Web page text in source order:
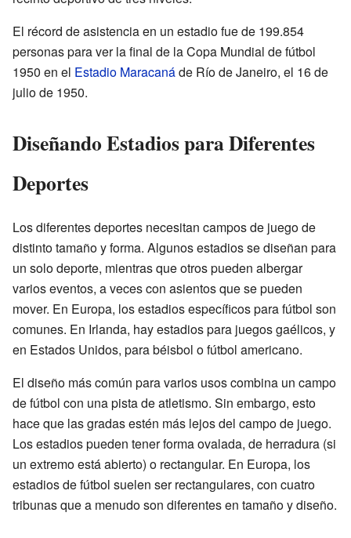
El récord de asistencia en un estadio fue de 199.854
personas para ver la final de la Copa Mundial de fútbol
1950 en el Estadio Maracanáde Río de Janeiro, el 16 de
julio de 1950.
Diseñando Estadios para Diferentes
Deportes
Los diferentes deportes necesitan campos de juego de
distinto tamaño y forma. Algunos estadios se diseñan para
un solo deporte, mientras que otros pueden albergar
varios eventos, a veces con asientos que se pueden
mover. En Europa, los estadios específicos para fútbol son
comunes. En Irlanda, hay estadios para juegos gaélicos, y
en Estados Unidos, para béisbol o fútbol americano.
El diseño más común para varios usos combina un campo
de fútbol con una pista de atletismo. Sin embargo, esto
hace que las gradas estén más lejos del campo de juego.
Los estadios pueden tener forma ovalada, de herradura (si
un extremo está abierto) o rectangular. En Europa, los
estadios de fútbol suelen ser rectangulares, con cuatro
tribunas que a menudo son diferentes en tamaño y diseño.